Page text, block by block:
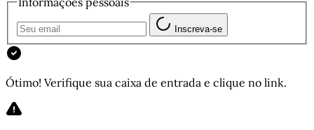
Inscreva-se
Ótimo! Verifique sua caixa de entrada e clique no link.